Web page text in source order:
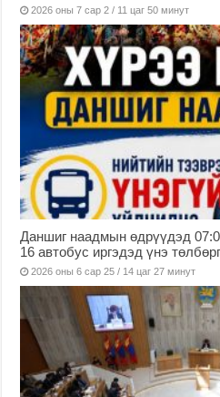
2026 оны 7 сар 2 / 11 цаг 50 минут
Даншиг наадмын өдрүүдэд
16 автобус иргэдэд үнэ
2026 оны 6 сар 25 / 14 цаг 27 минут